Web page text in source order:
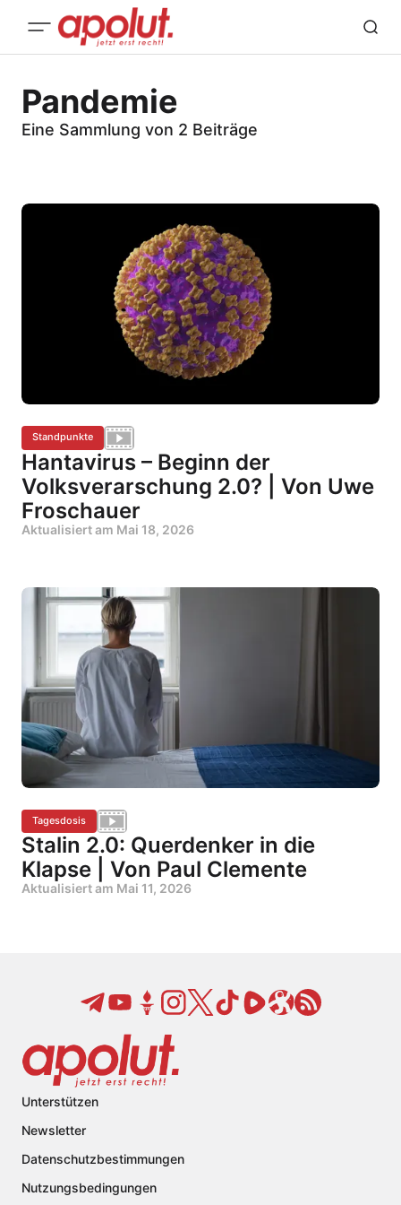
Pandemie
Eine Sammlung von 2 Beiträge
Standpunkte
Hantavirus – Beginn der
Volksverarschung 2.0? | Von Uwe
Froschauer
Aktualisiert am Mai 18, 2026
Tagesdosis
Stalin 2.0: Querdenker in die
Klapse | Von Paul Clemente
Aktualisiert am Mai 11, 2026
Unterstützen
Newsletter
Datenschutzbestimmungen
Nutzungsbedingungen